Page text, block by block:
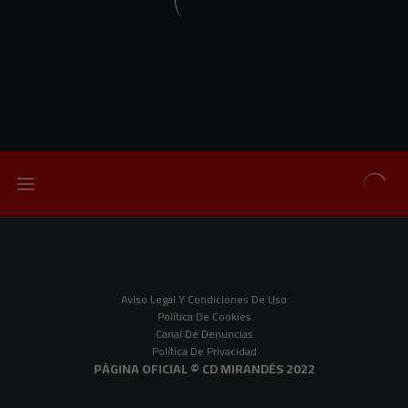
Aviso Legal Y Condiciones De Uso
Política De Cookies
Canal De Denuncias
Política De Privacidad
PÀGINA OFICIAL © CD MIRANDÉS 2022